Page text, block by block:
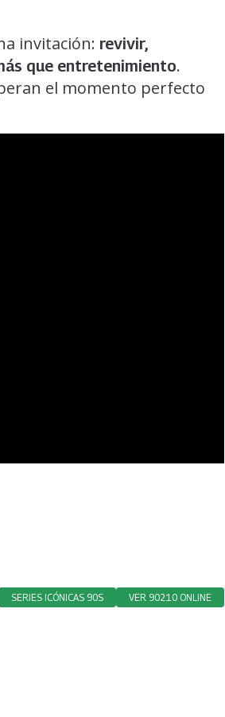
invitación: revivir,
que entretenimiento.
el momento perfecto
SERIES ICÓNICAS 90S VER 90210 ONLINE